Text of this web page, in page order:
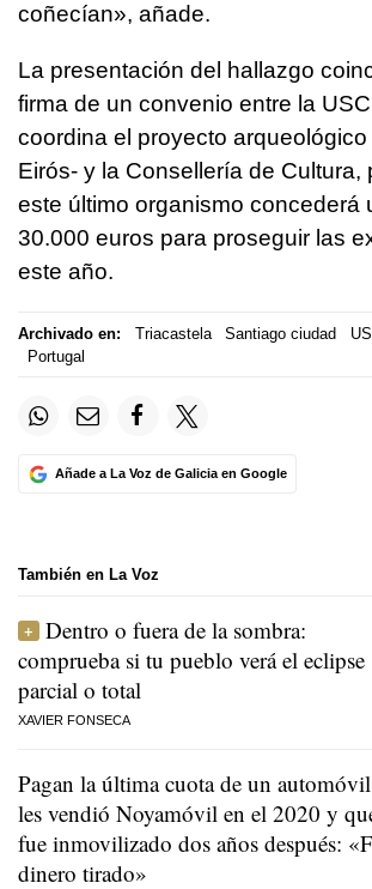
coñecían», añade.
La presentación del hallazgo
firma de un convenio entre la
coordina el proyecto
Eirós- y la Consellería de Cultura,
este último organismo concederá
30.000 euros para proseguir las
este año.
Archivado en: Triacastela Santiago ciudad
Portugal
Añade a La Voz de Galicia en Google
También en La Voz
Dentro o fuera de la sombra:
comprueba si tu pueblo verá el eclipse
parcial o total
XAVIER FONSECA
Pagan la última cuota de un
les vendió Noyamóvil en el 2020 y
fue inmovilizado dos años después:
dinero tirado»